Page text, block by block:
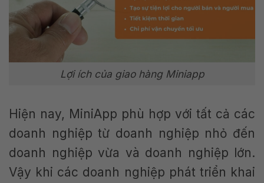
Lợi ích của giao hàng Miniapp
Hiện nay, MiniApp phù hợp với tất cả các
doanh nghiệp từ doanh nghiệp nhỏ đến
doanh nghiệp vừa và doanh nghiệp lớn.
Vậy khi các doanh nghiệp phát triển khai